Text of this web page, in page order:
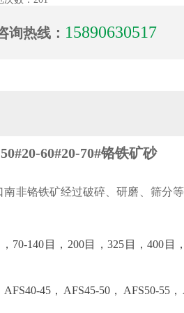
询热线： 15890630517
60#20-70#铬铁矿砂
非铬铁矿经过破碎、研磨、筛分
70-140目，200目，325目，400目
45， AFS45-50， AFS50-55，